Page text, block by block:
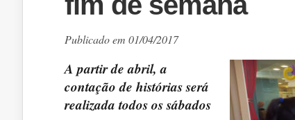
Publicado em 01/04/2017
A partir de abril, a
contação de histórias será
realizada todos os sábados